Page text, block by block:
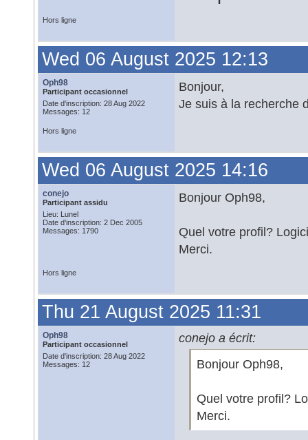
Hors ligne
Wed 06 August 2025 12:13
Oph98
Participant occasionnel
Date d'inscription: 28 Aug 2022
Messages: 12
Bonjour,
Je suis à la recherche
Hors ligne
Wed 06 August 2025 14:16
conejo
Participant assidu
Lieu: Lunel
Date d'inscription: 2 Dec 2005
Messages: 1790
Bonjour Oph98,
Quel votre profil?
Merci.
Hors ligne
Thu 21 August 2025 11:31
Oph98
Participant occasionnel
Date d'inscription: 28 Aug 2022
Messages: 12
conejo a écrit:
Bonjour Oph98,
Quel votre profil?
Merci.